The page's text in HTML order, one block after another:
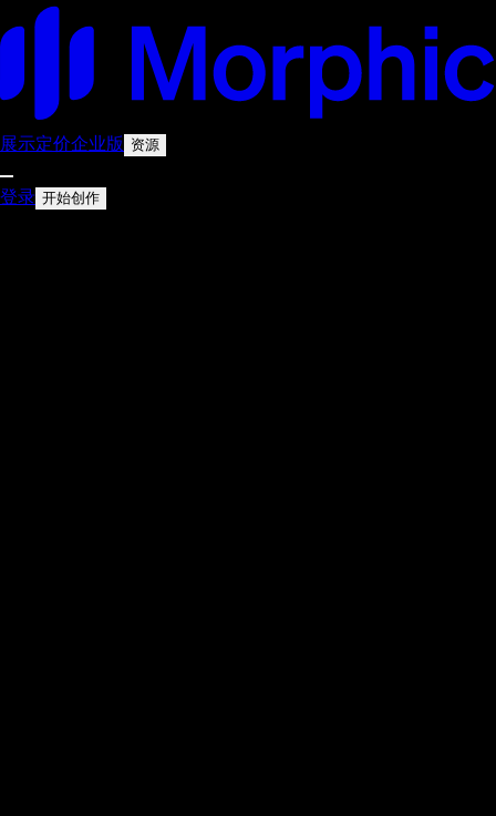
展示定价企业版 资源
登录 开始创作